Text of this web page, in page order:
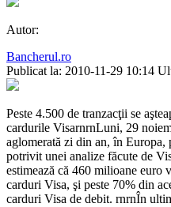
Autor:
Bancherul.ro
Publicat la: 2010-11-29 10:14
Peste 4.500 de tranzacţii se
cardurile VisarnrnLuni, 29
aglomerată zi din an, în Europa,
potrivit unei analize făcute de
estimează că 460 milioane
carduri Visa, şi peste 70% din
carduri Visa de debit. rnrnÎn